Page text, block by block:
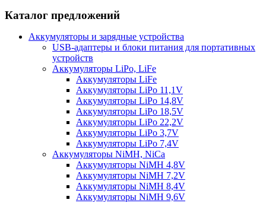
Каталог предложений
Аккумуляторы и зарядные устройства
USB-адаптеры и блоки питания для портативных
устройств
Аккумуляторы LiPo, LiFe
Аккумуляторы LiFe
Аккумуляторы LiPo 11,1V
Аккумуляторы LiPo 14,8V
Аккумуляторы LiPo 18,5V
Аккумуляторы LiPo 22,2V
Аккумуляторы LiPo 3,7V
Аккумуляторы LiPo 7,4V
Аккумуляторы NiMH, NiCa
Аккумуляторы NiMH 4,8V
Аккумуляторы NiMH 7,2V
Аккумуляторы NiMH 8,4V
Аккумуляторы NiMH 9,6V